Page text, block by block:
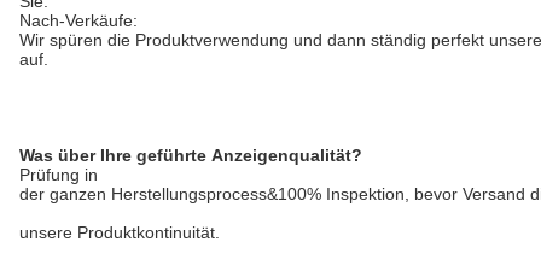
Nach-Verkäufe:
Wir spüren die Produktverwendung und dann ständig perfekt
auf.
Was über Ihre geführte Anzeigenqualität?
Prüfung in
der ganzen Herstellungsprocess&100% Inspektion, bevor Versand
unsere Produktkontinuität.